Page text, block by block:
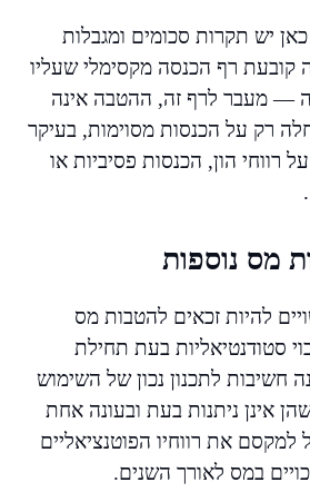
יש תקרות סכומים ומגבלות
קובעת רף הכנסה מקסימלי שעליו
— מעבר לרף זה, ההטבה אינה
רק על הכנסות מסוימות, בעיקר
רווחי הון, הכנסות פסיביות או
מס נוספות
להיות זכאים להטבות מס
סטודנטיאליות בעת תחילת
חשיבות לתכנון נכון של השימוש
אינן ניתנות בעת ובעונה אחת
למקסם את רווחיו הפוטנציאליים
במס לאורך השנים.